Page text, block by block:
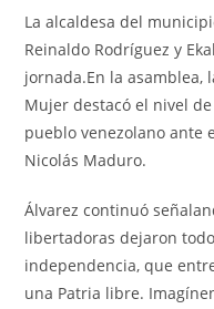
La alcaldesa del
Reinaldo Rodríguez y
jornada.En la asamblea,
Mujer destacó el nivel
pueblo venezolano ante
Nicolás Maduro.
Álvarez continuó
libertadoras dejaron
independencia, que
una Patria libre.